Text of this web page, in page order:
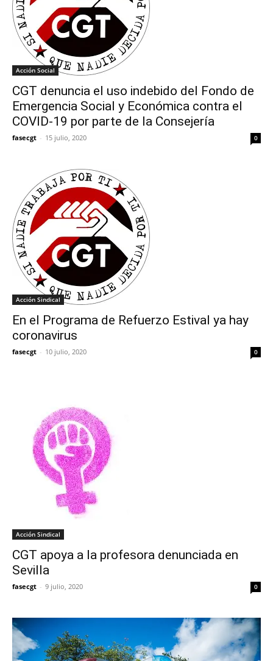
Acción Social
CGT denuncia el uso indebido del Fondo de
Emergencia Social y Económica contra el
COVID-19 por parte de la Consejería
fasecgt - 15 julio, 2020 0
Acción Sindical
En el Programa de Refuerzo Estival ya hay
coronavirus
fasecgt - 10 julio, 2020 0
Acción Sindical
CGT apoya a la profesora denunciada en
Sevilla
fasecgt - 9 julio, 2020 0